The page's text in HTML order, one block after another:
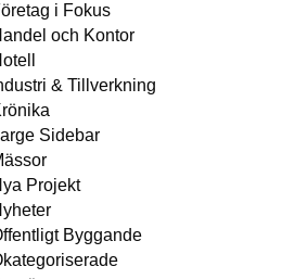
i Fokus
och Kontor
& Tillverkning
Sidebar
Projekt
Byggande